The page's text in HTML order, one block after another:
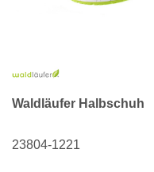
Waldläufer Halbschuh
23804-1221